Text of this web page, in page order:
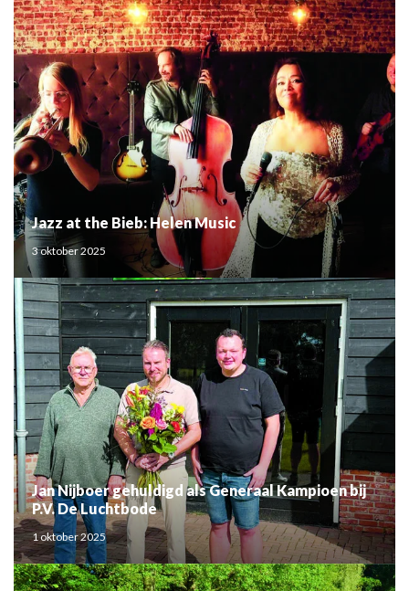
Jazz at the Bieb: Helen Music
3 oktober 2025
Jan Nijboer gehuldigd als Generaal Kampioen bij
P.V. De Luchtbode
1 oktober 2025